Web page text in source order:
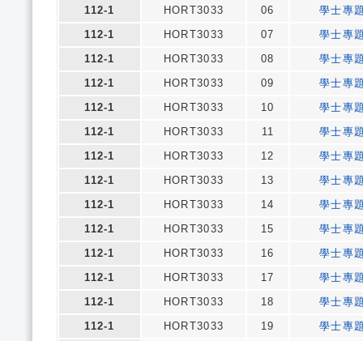
112-1
HORT3033 06
學士專
112-1
HORT3033 07
學士專
112-1
HORT3033 08
學士專
112-1
HORT3033 09
學士專
112-1
HORT3033 10
學士專
112-1
HORT3033 11
學士專
112-1
HORT3033 12
學士專
112-1
HORT3033 13
學士專
112-1
HORT3033 14
學士專
112-1
HORT3033 15
學士專
112-1
HORT3033 16
學士專
112-1
HORT3033 17
學士專
112-1
HORT3033 18
學士專
112-1
HORT3033 19
學士專